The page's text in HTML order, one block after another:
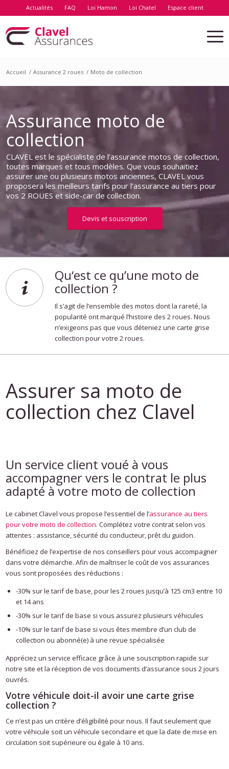
Actualités FAQ Loi Hamon Loi Chatel Espace client
Accueil / Assurance 2 roues / Moto de collection
Assurance moto de
collection
CLAVEL est le spécialiste de l’assurance motos de collection,
toutes marques et tous modèles. Que vous souhaitiez
assurer une ou plusieurs motos anciennes, CLAVEL vous
proposera les meilleurs tarifs pour l’assurance au tiers pour
vos 2 ROUES et side-car de collection.
Devis et souscription
Qu‘est ce qu’une moto de
collection ?
Il s’agit de l’ensemble des motos dont la rareté, la
popularité ont marqué l’histoire des 2 roues. Nous
n’exigeons pas que vous déteniez une carte grise
collection pour votre 2 roues.
Assurer sa moto de
collection chez Clavel
Un service client voué à vous
accompagner vers le contrat le plus
adapté à votre moto de collection
Le cabinet Clavel vous propose l’essentiel de l’assurance au tiers
pour votre moto de collection. Complétez votre contrat selon vos
attentes : assistance, sécurité du conducteur, prêt du guidon.
Bénéficiez de l’expertise de nos conseillers pour vous accompagner
dans votre démarche. Afin de maîtriser le coût de vos assurances
vous sont proposées des réductions :
-30% sur le tarif de base, pour les 2 roues jusqu’à 125 cm3 entre 10
et 14 ans
-30% sur le tarif de base si vous assurez plusieurs véhicules
-10% sur le tarif de base si vous êtes membre d’un club de
collection ou abonné(e) à une revue spécialisée
Appréciez un service efficace grâce à une souscription rapide sur
notre site et la réception de vos documents d’assurance sous 2 jours
ouvrés.
Votre véhicule doit-il avoir une carte grise
collection ?
Ce n’est pas un critère d’éligibilité pour nous. Il faut seulement que
votre véhicule soit un véhicule secondaire et que la date de mise en
circulation soit supérieure ou égale à 10 ans.